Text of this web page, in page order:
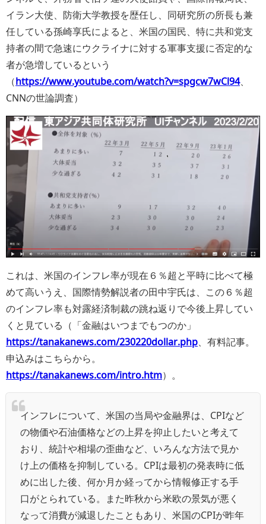
イラン大使、防衛大学教授を歴任し、同研究所の所長も兼
任している孫崎享氏によると、米国の国民、特に共和党支
持者の間で急速にウクライナに対する軍事支援に否定的な
者が急増しているという
（https://www.youtube.com/watch?v=spgcw7wCl94、
CNNの世論調査）
これは、米国のインフレ率が現在６％超と平時に比べて極
めて高いうえ、国際情勢解説者の田中宇氏は、この６％超
のインフレ率も対露経済制裁の跳ね返りで今後上昇してい
くと見ている（「金融はいつまでもつのか」
https://tanakanews.com/230220dollar.php、有料記事。
申込みはこちらから。
https://tanakanews.com/intro.htm）。
インフレについて、米国の当局や金融界は、CPIなど
の物価や石油価格などの上昇を抑止したいと考えて
おり、統計や相場の歪曲など、いろんな方法で見か
け上の価格を抑制している。CPIは最初の発表時に低
めに出した後、何か月か経ってから情報修正する手
口がとられている。また昨秋から米欧の景気が悪く
なって消費が減退したこともあり、米国のCPIが昨年